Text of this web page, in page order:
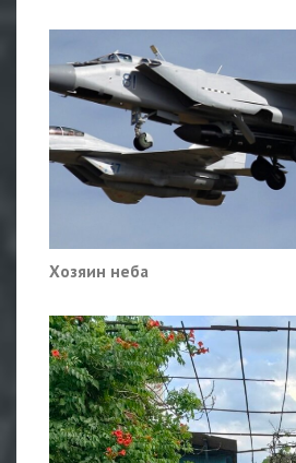
Хозяин неба